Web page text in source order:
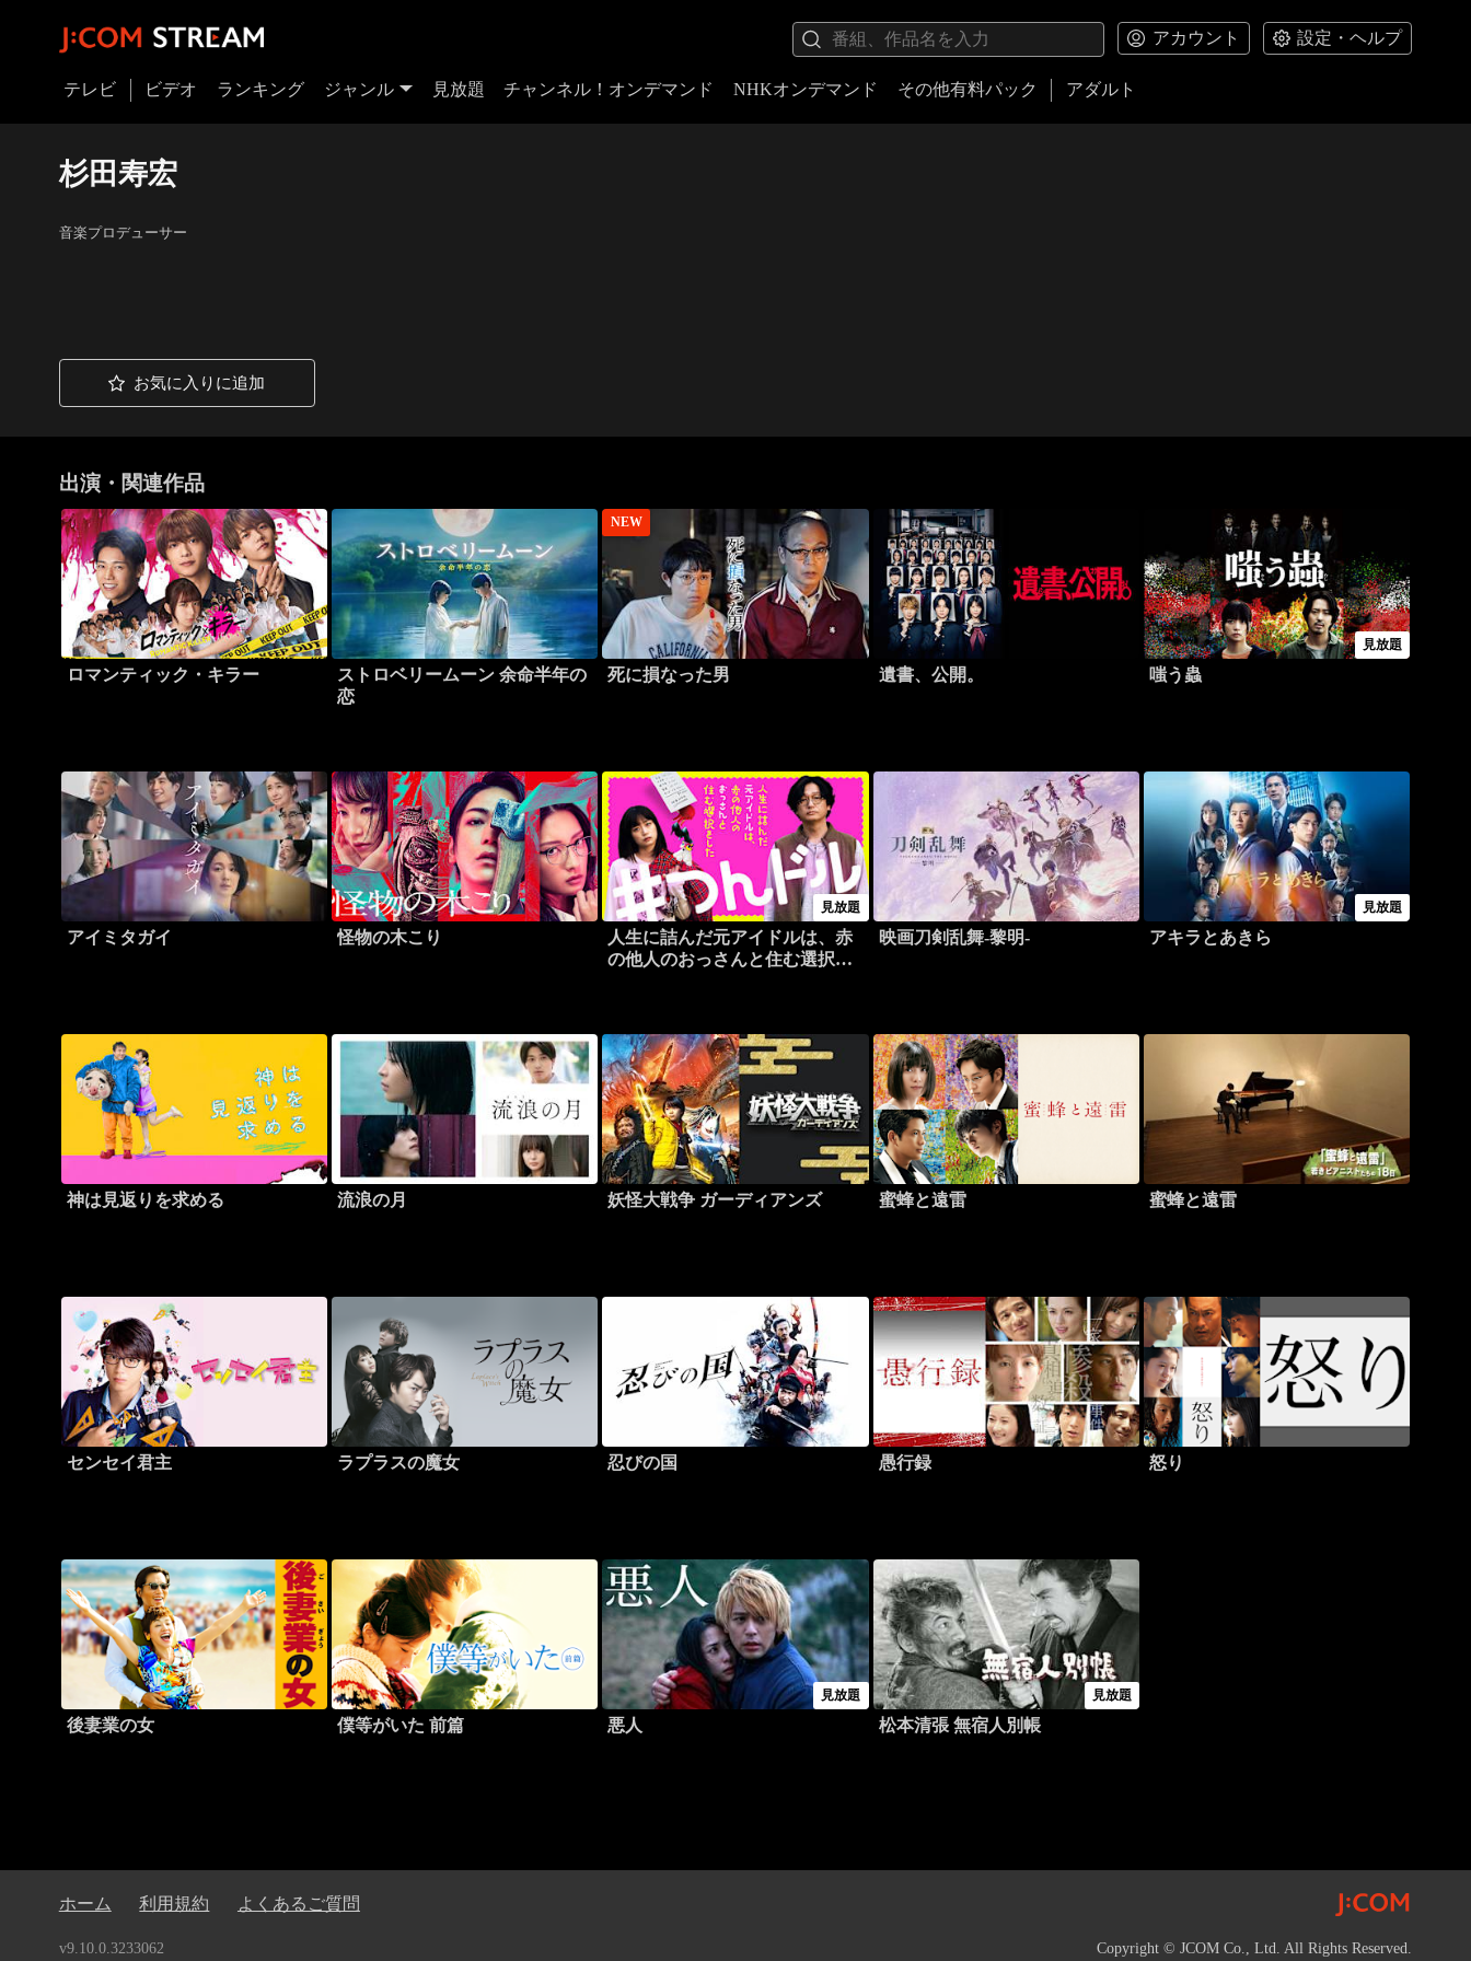
アカウント 設定・ヘルプ
テレビ ビデオ ランキング ジャンル 見放題 チャンネル！オンデマンド NHKオンデマンド その他有料パック アダルト
杉田寿宏
音楽プロデューサー
お気に入りに追加
出演・関連作品
ロマンティック・キラー
ストロベリームーン 余命半年の
恋
NEW
死に損なった男 遺書、公開。
見放題
嗤う蟲
アイミタガイ 怪物の木こり
見放題
人生に詰んだ元アイドルは、赤
の他人のおっさんと住む選択を
映画刀剣乱舞-黎明-
見放題
アキラとあきら
神は見返りを求める 流浪の月 妖怪大戦争 ガーディアンズ 蜜蜂と遠雷 蜜蜂と遠雷
センセイ君主 ラプラスの魔女 忍びの国 愚行録 怒り
後妻業の女 僕等がいた 前篇
見放題
悪人
見放題
松本清張 無宿人別帳
ホーム 利用規約 よくあるご質問
Copyright © JCOM Co., Ltd. All Rights Reserved.
v9.10.0.3233062